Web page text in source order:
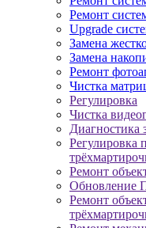
Ремонт
Upgrade
Замена
Замена
Ремонт
Чистка
Регулировка
Чистка
Диагностика
Регулировка
Ремонт
Обновление
Ремонт